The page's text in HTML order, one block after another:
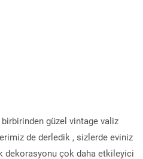
güzel vintage valiz
de derledik , sizlerde eviniz
dekorasyonu çok daha etkileyici